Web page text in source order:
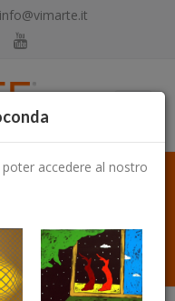
info@vimarte.it
accedere al nostro